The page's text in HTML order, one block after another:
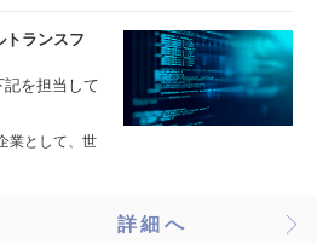
トランスフ
を担当して
業として、世
詳細へ